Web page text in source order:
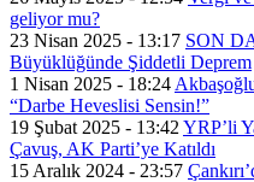
geliyor mu?
23 Nisan 2025 - 13:17 SON
Büyüklüğünde Şiddetli Deprem
1 Nisan 2025 - 18:24
“Darbe Heveslisi Sensin!”
19 Şubat 2025 - 13:42 YRP’li
Çavuş, AK Parti’ye Katıldı
15 Aralık 2024 - 23:57